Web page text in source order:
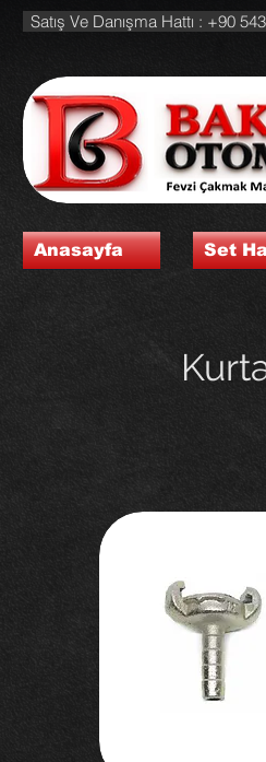
Satış Ve Danışma Hattı : +90
Anasayfa Set